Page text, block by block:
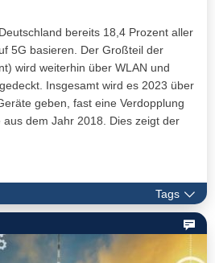
bereits 18,4 Prozent aller
5G basieren. Der Großteil der
wird weiterhin über WLAN und
Insgesamt wird es 2023 über
geben, fast eine Verdopplung
dem Jahr 2018. Dies zeigt der
2018 und 2023.
Tags